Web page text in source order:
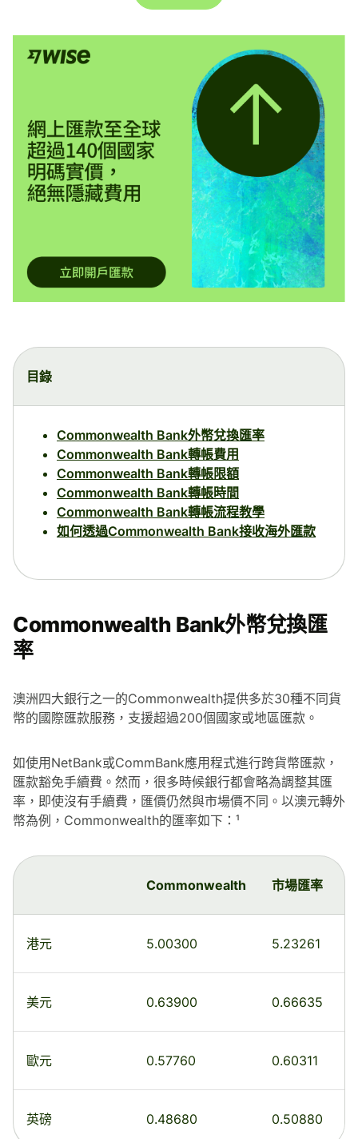
目錄
Commonwealth Bank外幣兌換匯率
Commonwealth Bank轉帳費用
Commonwealth Bank轉帳限額
Commonwealth Bank轉帳時間
Commonwealth Bank轉帳流程教學
如何透過Commonwealth Bank接收海外匯款
Commonwealth Bank外幣兌換匯
率
澳洲四大銀行之一的Commonwealth提供多於30種不同貨
幣的國際匯款服務，支援超過200個國家或地區匯款。
如使用NetBank或CommBank應用程式進行跨貨幣匯款，
匯款豁免手續費。然而，很多時候銀行都會略為調整其匯
率，即使沒有手續費，匯價仍然與市場價不同。以澳元轉外
幣為例，Commonwealth的匯率如下：¹
Commonwealth 市場匯率
港元 5.00300 5.23261
美元 0.63900 0.66635
歐元 0.57760 0.60311
英磅 0.48680 0.50880